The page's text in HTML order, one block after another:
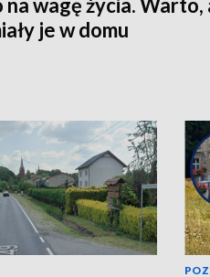
na wagę życia. Warto,
je w domu